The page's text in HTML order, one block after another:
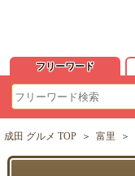
フリーワード
成田 グルメ TOP ＞ 富里 ＞